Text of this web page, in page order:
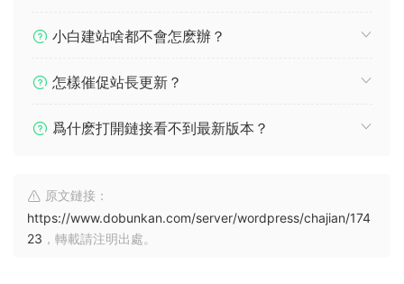
小白建站啥都不會怎麽辦？
怎樣催促站長更新？
爲什麽打開鏈接看不到最新版本？
原文鏈接：
https://www.dobunkan.com/server/wordpress/chajian/174
23 ，轉載請注明出處。